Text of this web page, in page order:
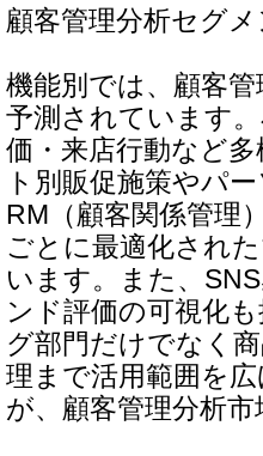
顧客管理分析セグ
機能別では、顧客
予測されています
価・来店行動など
ト別販促施策やパ
RM（顧客関係管理
ごとに最適化され
います。また、
ンド評価の可視化
グ部門だけでなく
理まで活用範囲を
が、顧客管理分析